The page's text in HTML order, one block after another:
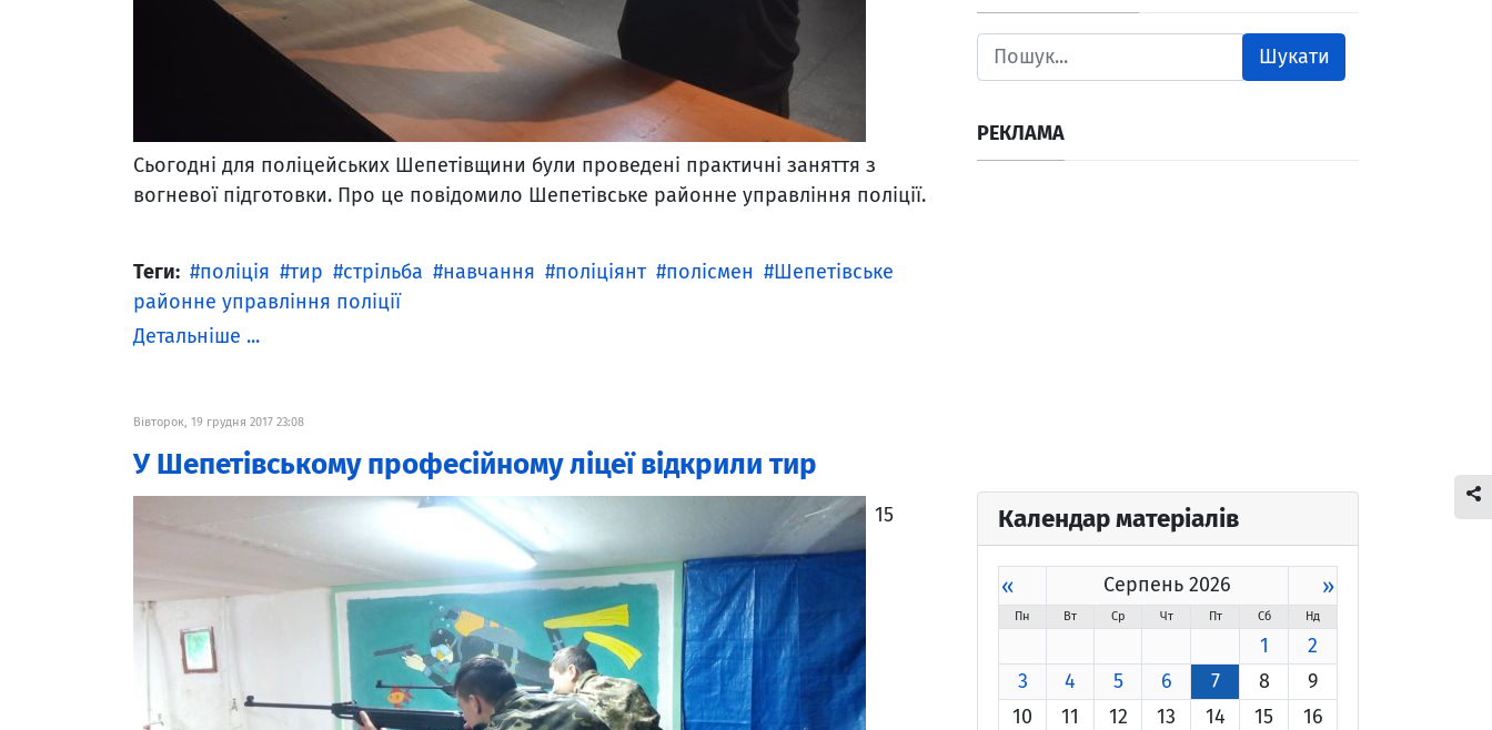
Сьогодні для поліцейських Шепетівщини були проведені практичні заняття з
вогневої підготовки. Про це повідомило Шепетівське районне управління поліції.
Теги: поліція тир стрільба навчання поліціянт полісмен
Шепетівське
районне управління поліції
Детальніше ...
Вівторок, 19 грудня 2017 23:08
У Шепетівському професійному ліцеї відкрили тир
15
Шукати
РЕКЛАМА
Календар матеріалів
« Серпень 2026 »
Пн Вт Ср Чт Пт Сб Нд
1
2
3
4 5 6 7 8
9
10
11 12 13 14 15
16